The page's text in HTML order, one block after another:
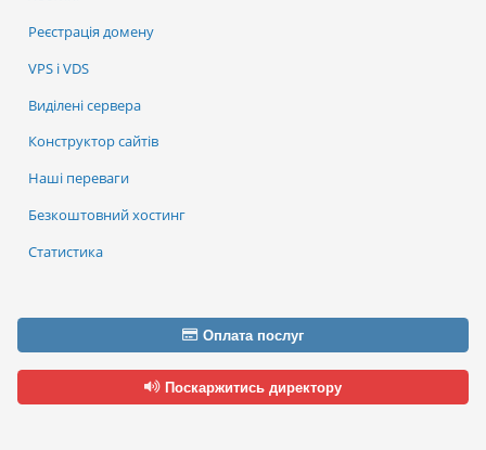
Реєстрація домену
VPS і VDS
Виділені сервера
Конструктор сайтів
Наші переваги
Безкоштовний хостинг
Статистика
Оплата послуг
Поскаржитись директору